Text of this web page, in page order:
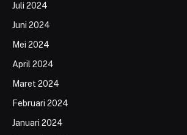
Juli 2024
Juni 2024
Mei 2024
April 2024
Maret 2024
Februari 2024
Januari 2024